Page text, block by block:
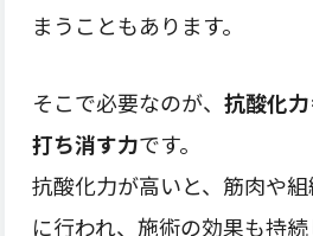
まうこともあります。
そこで必要なのが、 抗酸化
打ち消す力です。
抗酸化力が高いと、筋肉や
に行われ、施術の効果も持